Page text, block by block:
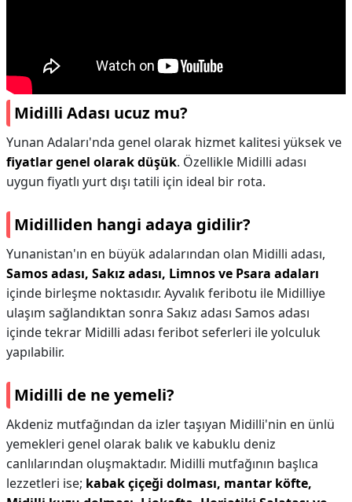
Midilli Adası ucuz mu?
Yunan Adaları'nda genel olarak hizmet kalitesi yüksek ve
fiyatlar genel olarak düşük. Özellikle Midilli adası
uygun fiyatlı yurt dışı tatili için ideal bir rota.
Midilliden hangi adaya gidilir?
Yunanistan'ın en büyük adalarından olan Midilli adası,
Samos adası, Sakız adası, Limnos ve Psara adaları
içinde birleşme noktasıdır. Ayvalık feribotu ile Midilliye
ulaşım sağlandıktan sonra Sakız adası Samos adası
içinde tekrar Midilli adası feribot seferleri ile yolculuk
yapılabilir.
Midilli de ne yemeli?
Akdeniz mutfağından da izler taşıyan Midilli'nin en ünlü
yemekleri genel olarak balık ve kabuklu deniz
canlılarından oluşmaktadır. Midilli mutfağının başlıca
lezzetleri ise; kabak çiçeği dolması, mantar köfte,